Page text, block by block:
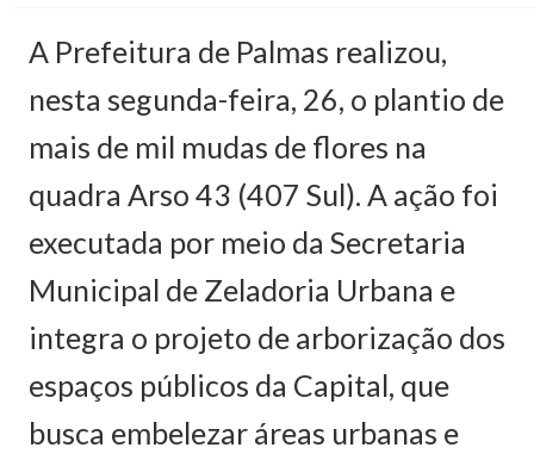
A Prefeitura de Palmas realizou,
nesta segunda-feira, 26, o plantio de
mais de mil mudas de flores na
quadra Arso 43 (407 Sul). A ação foi
executada por meio da Secretaria
Municipal de Zeladoria Urbana e
integra o projeto de arborização dos
espaços públicos da Capital, que
busca embelezar áreas urbanas e